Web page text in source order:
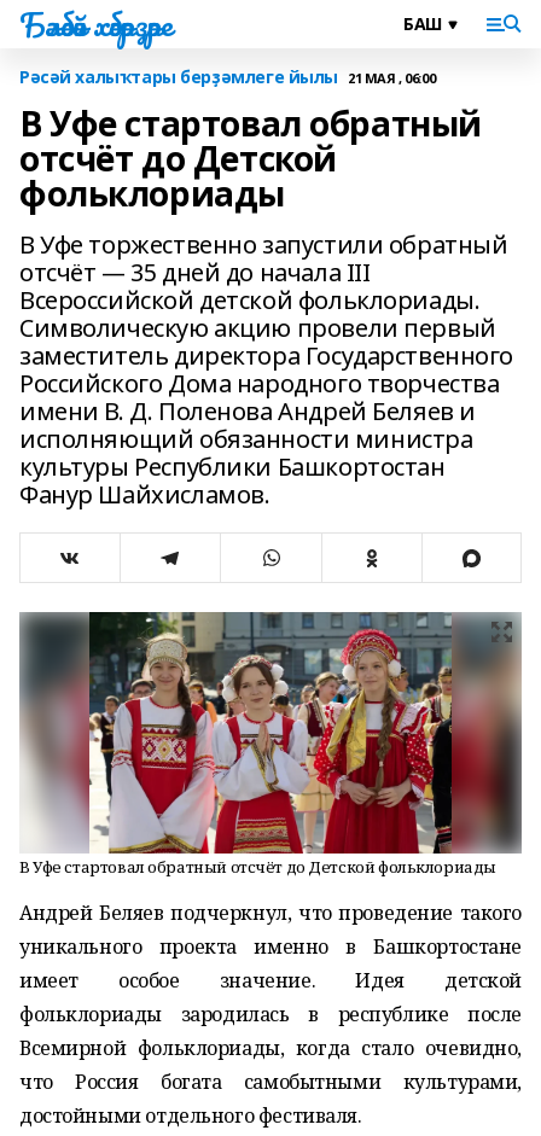
Бәләбәй хәбәрҙәре
Рәсәй халыҡтары берҙәмлеге йылы 21 МАЯ , 06:00
В Уфе стартовал обратный
отсчёт до Детской
фольклориады
В Уфе торжественно запустили обратный
отсчёт — 35 дней до начала III
Всероссийской детской фольклориады.
Символическую акцию провели первый
заместитель директора Государственного
Российского Дома народного творчества
имени В. Д. Поленова Андрей Беляев и
исполняющий обязанности министра
культуры Республики Башкортостан
Фанур Шайхисламов.
В Уфе стартовал обратный отсчёт до Детской фольклориады
Андрей Беляев подчеркнул, что проведение такого
уникального проекта именно в Башкортостане
имеет особое значение. Идея детской
фольклориады зародилась в республике после
Всемирной фольклориады, когда стало очевидно,
что Россия богата самобытными культурами,
достойными отдельного фестиваля.